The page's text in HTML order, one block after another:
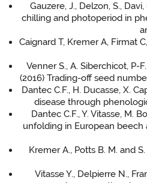
Gauzere, J., Delzon, S.,
chilling and photoperiod in
Caignard T, Kremer A, Firmat
Venner S., A. Siberchicot, P-
(2016) Trading-off seed
Dantec C.F., H. Ducasse, X.
disease through
Dantec C.F., Y. Vitasse, M.
unfolding in European
Kremer A., Potts B. M. and
Vitasse Y., Delpierre N.,